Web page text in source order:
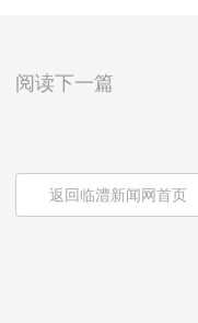
阅读下一篇
返回临澧新闻网首页